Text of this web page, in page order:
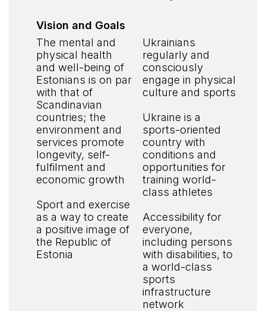
Vision and Goals
The mental and
physical health
and well-being of
Estonians is on par
with that of
Scandinavian
countries; the
environment and
services promote
longevity, self-
fulfilment and
economic growth
Sport and exercise
as a way to create
a positive image of
the Republic of
Estonia
Ukrainians
regularly and
consciously
engage in physical
culture and sports
Ukraine is a
sports-oriented
country with
conditions and
opportunities for
training world-
class athletes
Accessibility for
everyone,
including persons
with disabilities, to
a world-class
sports
infrastructure
network